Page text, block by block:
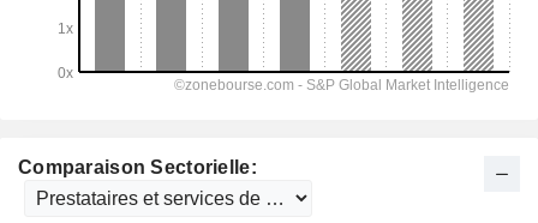
Comparaison Sectorielle: